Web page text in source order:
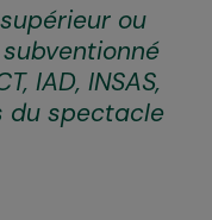
ou
IAD, INSAS,
du spectacle